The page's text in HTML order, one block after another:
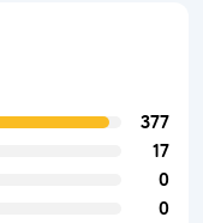
377
17
0
0